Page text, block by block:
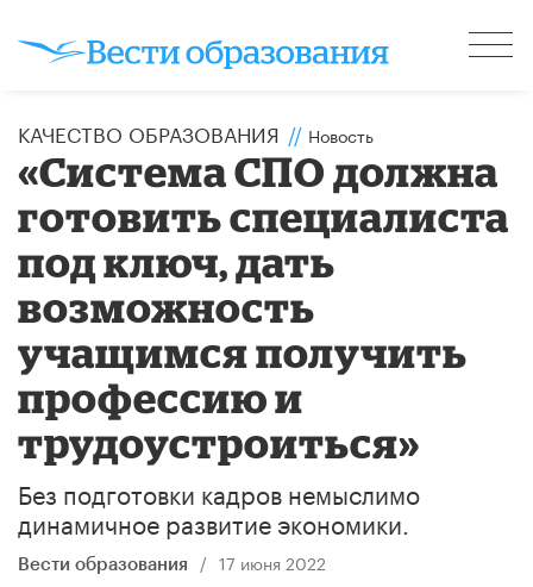
КАЧЕСТВО ОБРАЗОВАНИЯ // Новость
«Система СПО должна
готовить специалиста
под ключ, дать
возможность
учащимся получить
профессию и
трудоустроиться»
Без подготовки кадров немыслимо
динамичное развитие экономики.
Вести образования / 17 июня 2022